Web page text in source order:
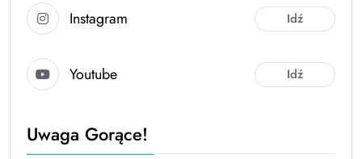
Instagram Idź
Youtube Idź
Uwaga Gorące!